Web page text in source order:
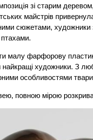
зі старим
майстрів
сюжетами, художники
птахами.
малу фарфорову
художники. З
особливостями
повною мірою